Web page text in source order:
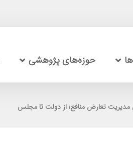
حوزه‌های پژوهشی
مدیریت تعارض منافع؛ از دولت تا مجلس